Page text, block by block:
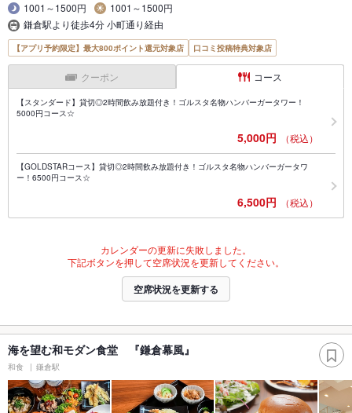
1001～1500円
1001～1500円
鎌倉駅より徒歩4分 小町通り経由
【アプリ予約限定】最大800ポイント還元対象店 口コミ投稿特典対象店
クーポン コース
【スタンダード】貸切◎2時間飲み放題付き！ゴルスタ名物ハンバーガータワー！
5000円コース☆
5,000円 （税込）
【GOLDSTARコース】貸切◎2時間飲み放題付き！ゴルスタ名物ハンバーガータワ
ー！6500円コース☆
6,500円 （税込）
カレンダーの更新に失敗しました。
下記ボタンを押して空席状況を更新してください。
空席状況を更新する
海を望む和モダン食堂 『鎌倉幕風』
和食 鎌倉駅